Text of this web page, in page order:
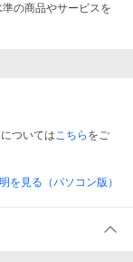
の商品やサービスを
ついてはこちら をご
を見る（パソコン版）